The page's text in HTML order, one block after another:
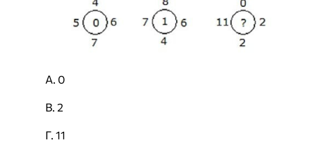
Α. 0
Β. 2
Γ. 11